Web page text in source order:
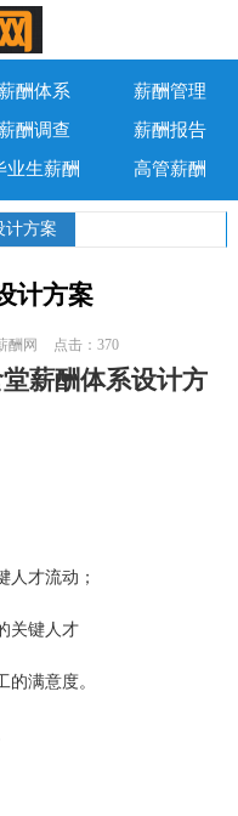
酬体系
薪酬管理
酬调查
薪酬报告
业生薪酬 高管薪酬
计方案
计方案
酬网 点击：370
薪酬体系设计方
人才流动；
关键人才
的满意度。